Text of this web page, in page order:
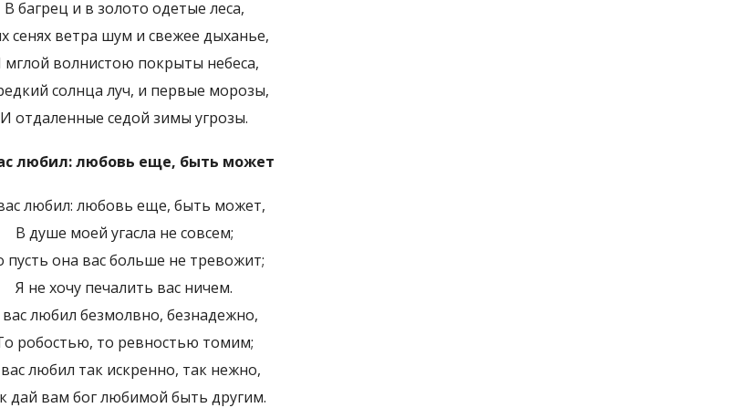
В багрец и в золото одетые леса,
сенях ветра шум и свежее дыханье,
мглой волнистою покрыты небеса,
солнца луч, и первые морозы,
И отдаленные седой зимы угрозы.
любил: любовь еще, быть может
любил: любовь еще, быть может,
В душе моей угасла не совсем;
пусть она вас больше не тревожит;
Я не хочу печалить вас ничем.
любил безмолвно, безнадежно,
робостью, то ревностью томим;
любил так искренно, так нежно,
дай вам бог любимой быть другим.